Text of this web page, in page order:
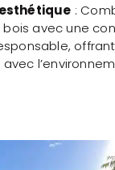
:
avec une